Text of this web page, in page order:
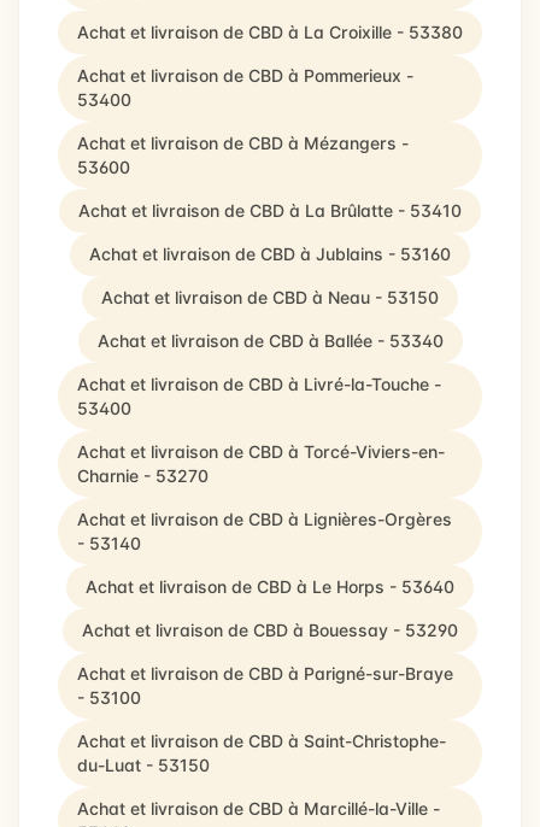
Achat et livraison de CBD à La Croixille - 53380
Achat et livraison de CBD à Pommerieux -
53400
Achat et livraison de CBD à Mézangers -
53600
Achat et livraison de CBD à La Brûlatte - 53410
Achat et livraison de CBD à Jublains - 53160
Achat et livraison de CBD à Neau - 53150
Achat et livraison de CBD à Ballée - 53340
Achat et livraison de CBD à Livré-la-Touche -
53400
Achat et livraison de CBD à Torcé-Viviers-en-
Charnie - 53270
Achat et livraison de CBD à Lignières-Orgères
- 53140
Achat et livraison de CBD à Le Horps - 53640
Achat et livraison de CBD à Bouessay - 53290
Achat et livraison de CBD à Parigné-sur-Braye
- 53100
Achat et livraison de CBD à Saint-Christophe-
du-Luat - 53150
Achat et livraison de CBD à Marcillé-la-Ville -